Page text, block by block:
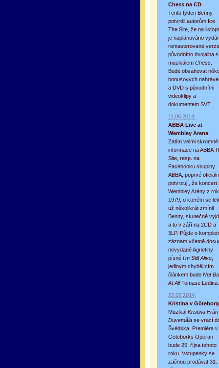
Chess na CD
Tento týden Benny
potvrdil autorům Ice
The Site, že na
je naplánováno
remasterované verze
původního dvojalba s
muzikálemChess
Bude obsahovat
bonusových
a DVD s původními
videoklipy a
dokumentem SVT.
11.06.2014:
ABBA Live at
Wembley Arena
Zatím velmi skromné
informace na ABBA
Site, resp. na
Facebooku skupiny
ABBA, poprvé
potvrzují, že koncert
Wembley Arény z
1979, o kterém se
už několikrát zmínil
Benny, skutečně
a to v září na 2CD a
3LP. Půjde o
záznam včetně
nevydané Agnetiny
písněI'm Still Alive
jediným chybějícím
článkem budeNot
At AllTomase Ledina.
22.02.2014:
Kristina v
MuzikálKristina Från
Duvemåla se vrací
Švédska. Premiéra v
Göteborks Operan
bude 25. října tohoto
roku. Vstupenky se
začnou prodávat 31.